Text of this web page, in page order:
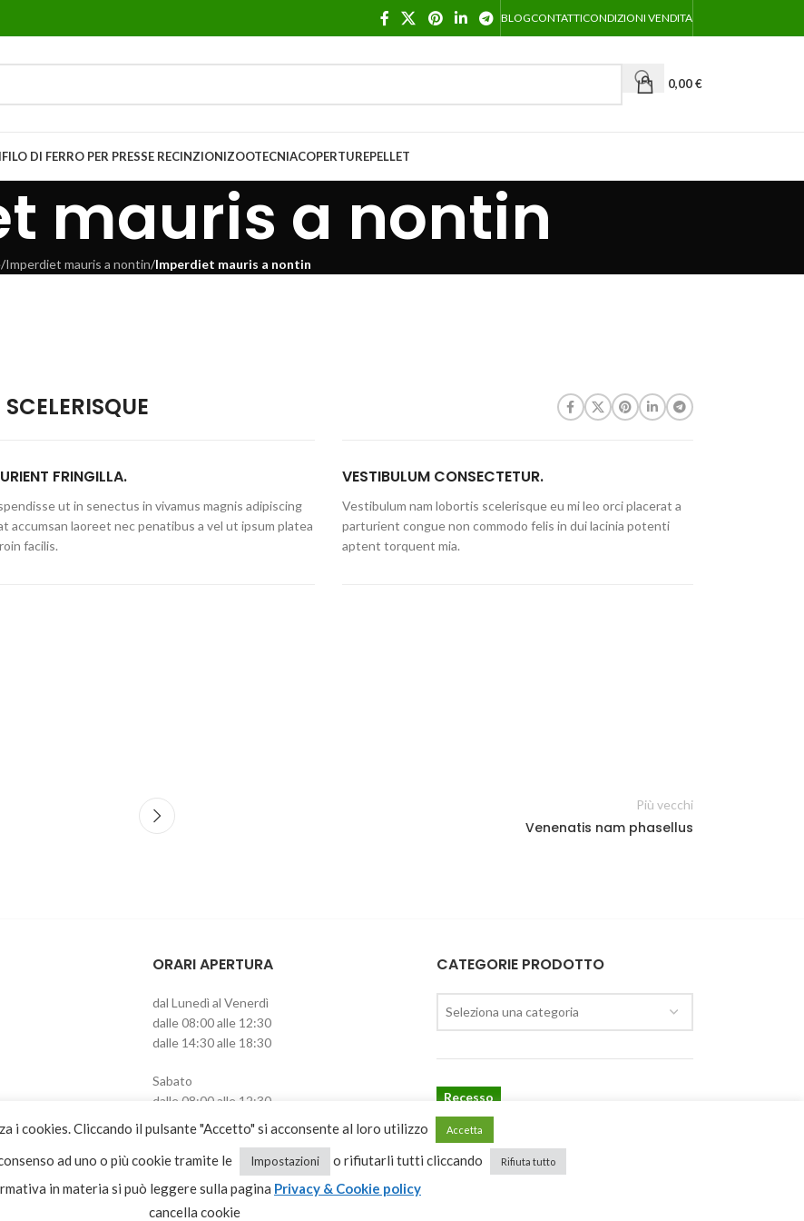
BLOGCONTATTICONDIZIONI VENDITA
0,00€
FILO DI FERRO PER PRESSE RECINZIONIZOOTECNIACOPERTUREPELLET
mauris a nontin
/Imperdiet mauris a nontin/Imperdiet mauris a nontin
FRINGILLA.
ut in senectus in vivamus magnis adipiscing
accumsan laoreet nec penatibus a vel ut ipsum platea
facilis.
VESTIBULUM CONSECTETUR.
Vestibulum nam lobortis scelerisque eu mi leo orci placerat a
parturient congue non commodo felis in dui lacinia potenti
aptent torquent mia.
Più vecchi
Venenatis nam phasellus
ORARI APERTURA
dal Lunedì al Venerdì
dalle 08:00 alle 12:30
dalle 14:30 alle 18:30
Sabato
dalle 08:00 alle 12:30
pomeriggio chiuso
CATEGORIE PRODOTTO
Seleziona una categoria
Recesso
i cookies. Cliccando il pulsante "Accetto" si acconsente al loro utilizzo Accetta
ad uno o più cookie tramite le Impostazioni o rifiutarli tutti cliccando Rifiuta tutto
in materia si può leggere sulla pagina Privacy & Cookie policy
cancella cookie